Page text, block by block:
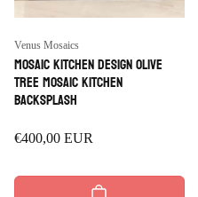
Anbieter:
Venus Mosaics
Mosaic Kitchen Design Olive
Tree Mosaic Kitchen
Backsplash
Regulärer
€400,00 EUR